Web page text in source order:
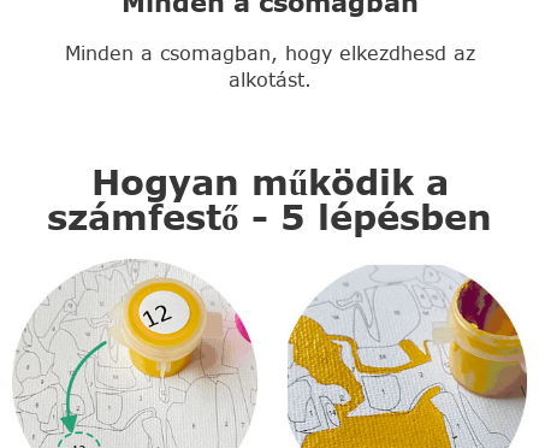
Minden a csomagban, hogy elkezdhesd az
alkotást.
Hogyan működik a
számfestő - 5 lépésben